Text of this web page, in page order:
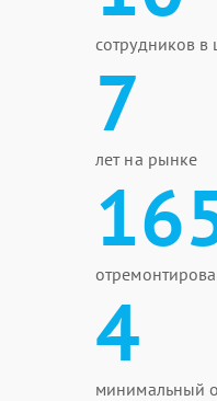
сотрудников в
7
лет на рынке
4
минимальный